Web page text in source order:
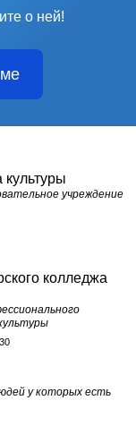
о ней!
учреждение
у которых есть